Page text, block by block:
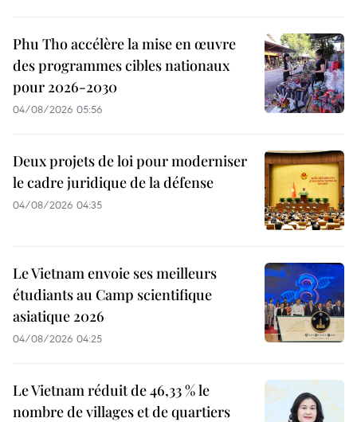
Phu Tho accélère la mise en œuvre
des programmes cibles nationaux
pour 2026-2030
04/08/2026 05:56
Deux projets de loi pour moderniser
le cadre juridique de la défense
04/08/2026 04:35
Le Vietnam envoie ses meilleurs
étudiants au Camp scientifique
asiatique 2026
04/08/2026 04:25
Le Vietnam réduit de 46,33 % le
nombre de villages et de quartiers